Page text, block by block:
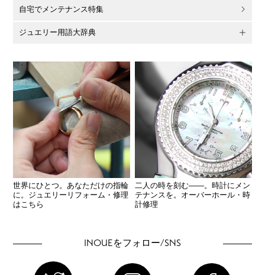
自宅でメンテナンス特集
ジュエリー用語大辞典
世界にひとつ。あなただけの指輪
に。ジュエリーリフォーム・修理
はこちら
二人の時を刻む――。時計にメン
テナンスを。オーバーホール・時
計修理
INOUEをフォロー/SNS